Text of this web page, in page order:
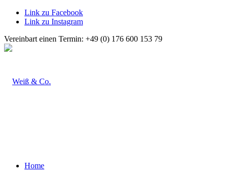
Link zu Facebook
Link zu Instagram
Vereinbart einen Termin: +49 (0) 176 600 153 79
Home